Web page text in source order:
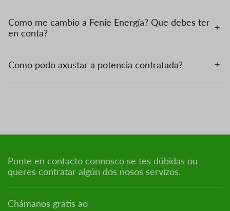
Como me cambio a Feníe Energía? Que debes ter
en conta?
Como podo axustar a potencia contratada?
Ponte en contacto connosco se tes dúbidas ou
queres contratar algún dos nosos servizos.
Chámanos gratis ao